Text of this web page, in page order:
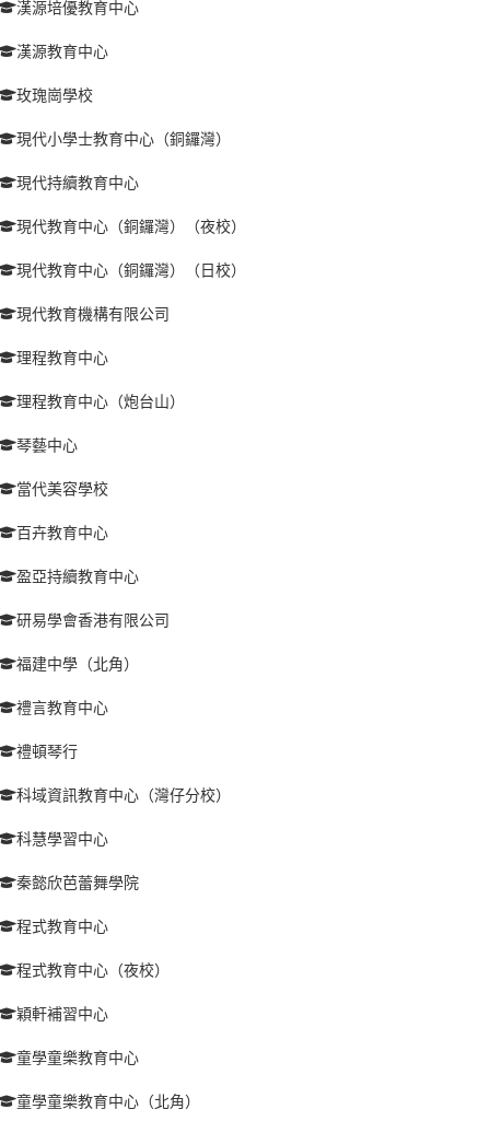
漢源培優教育中心
漢源教育中心
玫瑰崗學校
現代小學士教育中心（銅鑼灣）
現代持續教育中心
現代教育中心（銅鑼灣）（夜校）
現代教育中心（銅鑼灣）（日校）
現代教育機構有限公司
理程教育中心
理程教育中心（炮台山）
琴藝中心
當代美容學校
百卉教育中心
盈亞持續教育中心
研易學會香港有限公司
福建中學（北角）
禮言教育中心
禮頓琴行
科域資訊教育中心（灣仔分校）
科慧學習中心
秦懿欣芭蕾舞學院
程式教育中心
程式教育中心（夜校）
穎軒補習中心
童學童樂教育中心
童學童樂教育中心（北角）